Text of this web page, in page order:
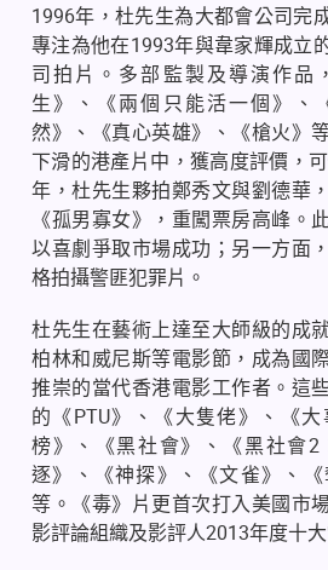
1996年，杜先生為大都會公司完
專注為他在1993年與韋家輝成立
司拍片。多部監製及導演作品
生》、《兩個只能活一個》、
然》、《真心英雄》、《槍火》
下滑的港產片中，獲高度評價，
年，杜先生夥拍鄭秀文與劉德華
《孤男寡女》，重闖票房高峰。
以喜劇爭取市場成功；另一方面
格拍攝警匪犯罪片。
杜先生在藝術上達至大師級的成
柏林和威尼斯等電影節，成為國
推崇的當代香港電影工作者。這
的《PTU》、《大隻佬》、《
榜》、《黑社會》、《黑社會2
逐》、《神探》、《文雀》、《
等。《毒》片更首次打入美國市
影評論組織及影評人2013年度十